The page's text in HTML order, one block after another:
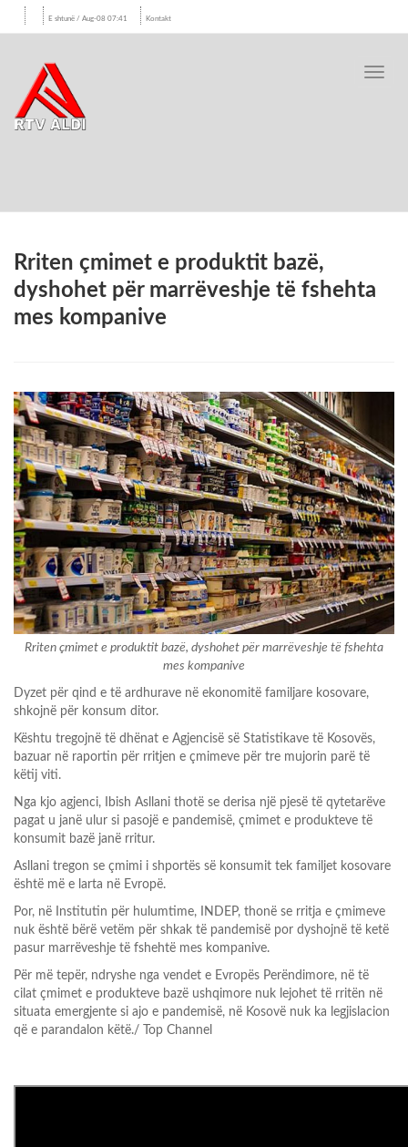
E shtunë / Aug-08 07:41 Kontakt
Rriten çmimet e produktit bazë,
dyshohet për marrëveshje të fshehta
mes kompanive
Rriten çmimet e produktit bazë, dyshohet për marrëveshje të fshehta
mes kompanive
Dyzet për qind e të ardhurave në ekonomitë familjare kosovare,
shkojnë për konsum ditor.
Kështu tregojnë të dhënat e Agjencisë së Statistikave të Kosovës,
bazuar në raportin për rritjen e çmimeve për tre mujorin parë të
këtij viti.
Nga kjo agjenci, Ibish Asllani thotë se derisa një pjesë të qytetarëve
pagat u janë ulur si pasojë e pandemisë, çmimet e produkteve të
konsumit bazë janë rritur.
Asllani tregon se çmimi i shportës së konsumit tek familjet kosovare
është më e larta në Evropë.
Por, në Institutin për hulumtime, INDEP, thonë se rritja e çmimeve
nuk është bërë vetëm për shkak të pandemisë por dyshojnë të ketë
pasur marrëveshje të fshehtë mes kompanive.
Për më tepër, ndryshe nga vendet e Evropës Perëndimore, në të
cilat çmimet e produkteve bazë ushqimore nuk lejohet të rritën në
situata emergjente si ajo e pandemisë, në Kosovë nuk ka legjislacion
që e parandalon këtë./ Top Channel